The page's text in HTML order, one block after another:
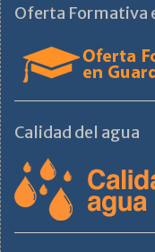
Oferta Formativa
Calidad del agua